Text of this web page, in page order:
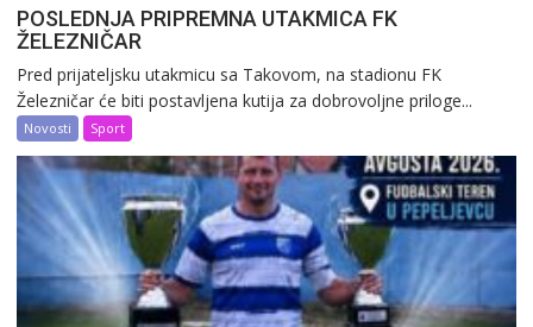
POSLEDNJA PRIPREMNA UTAKMICA FK
ŽELEZNIČAR
Pred prijateljsku utakmicu sa Takovom, na stadionu FK
Železničar će biti postavljena kutija za dobrovoljne priloge...
Novosti Sport